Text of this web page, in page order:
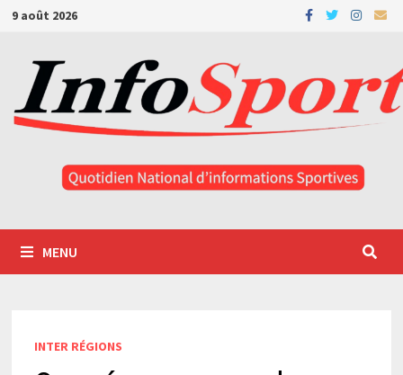
Passer
contenu
9 août 2026
MENU
INTER RÉGIONS